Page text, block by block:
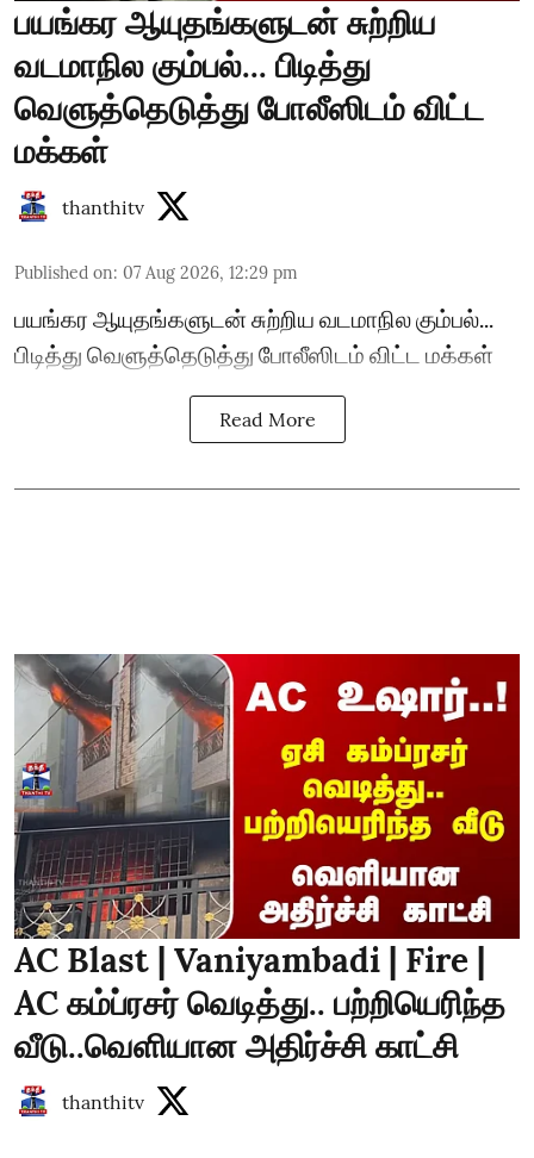
பயங்கர ஆயுதங்களுடன் சுற்றிய
வடமாநில கும்பல்... பிடித்து
வெளுத்தெடுத்து போலீஸிடம் விட்ட
மக்கள்
thanthitv
Published on: 07 Aug 2026, 12:29 pm
பயங்கர ஆயுதங்களுடன் சுற்றிய வடமாநில கும்பல்...
பிடித்து வெளுத்தெடுத்து போலீஸிடம் விட்ட மக்கள்
Read More
AC Blast | Vaniyambadi | Fire |
AC கம்ப்ரசர் வெடித்து.. பற்றியெரிந்த
வீடு..வெளியான அதிர்ச்சி காட்சி
thanthitv